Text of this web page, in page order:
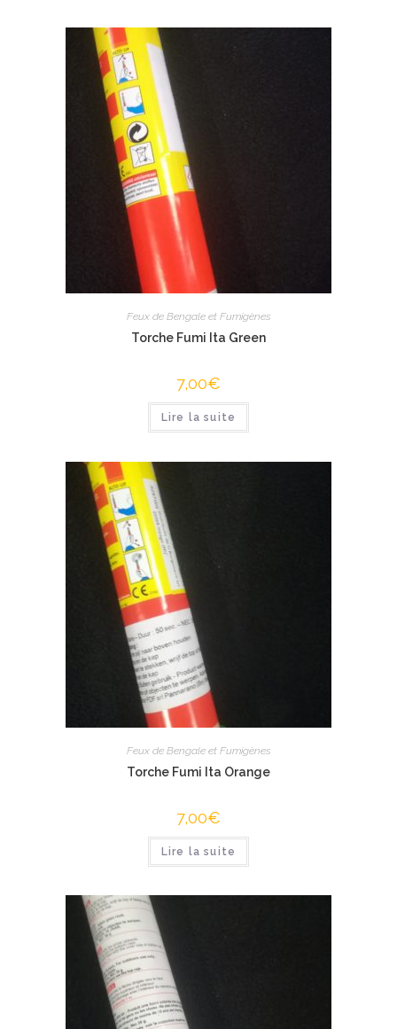
Feux de Bengale et Fumigènes
Torche Fumi Ita Green
7,00€
Lire la suite
Feux de Bengale et Fumigènes
Torche Fumi Ita Orange
7,00€
Lire la suite